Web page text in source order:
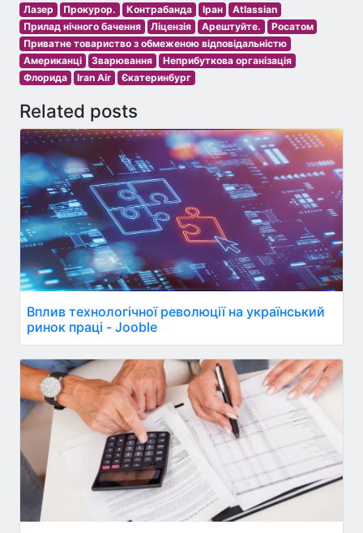
Лазер
Прокурор. Контрабанда Іран
Atlassian
Прилад нічного бачення
Ліцензія Арештуйте.
Росатом
Приватне товариство з обмеженою відповідальністю
Американці
Зварювання
Неприбуткова організація
Флорида
Iran Air Єкатеринбург
Related posts
Вплив технологічної революції на український
ринок праці - Jooble